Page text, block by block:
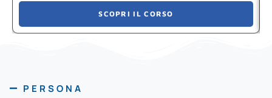
SCOPRI IL CORSO
PERSONA